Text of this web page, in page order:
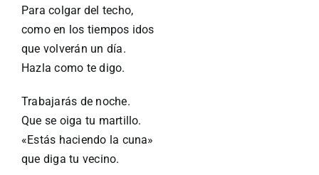
Para colgar del techo,
como en los tiempos idos
que volverán un día.
Hazla como te digo.
Trabajarás de noche.
Que se oiga tu martillo.
«Estás haciendo la cuna»
que diga tu vecino.